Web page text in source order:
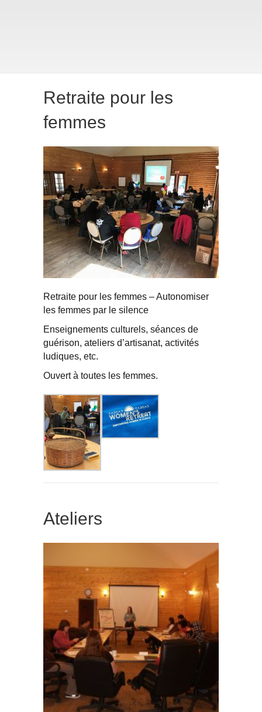
Retraite pour les
femmes
Retraite pour les femmes – Autonomiser
les femmes par le silence
Enseignements culturels, séances de
guérison, ateliers d’artisanat, activités
ludiques, etc.
Ouvert à toutes les femmes.
Ateliers